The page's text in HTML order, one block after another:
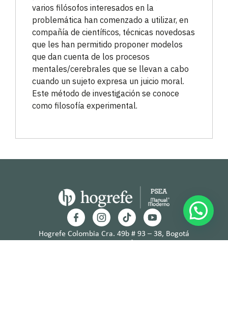
varios filósofos interesados en la
problemática han comenzado a utilizar, en
compañía de científicos, técnicas novedosas
que les han permitido proponer modelos
que dan cuenta de los procesos
mentales/cerebrales que se llevan a cabo
cuando un sujeto expresa un juicio moral.
Este método de investigación se conoce
como filosofía experimental.
Hogrefe Colombia Cra. 49b # 93 – 38, Bogotá